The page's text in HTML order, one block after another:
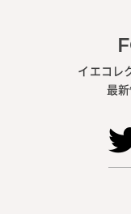
イエコレ
最